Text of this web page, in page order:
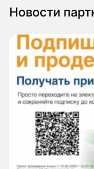
Новости